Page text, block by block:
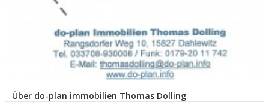
Über do-plan immobilien Thomas Dolling